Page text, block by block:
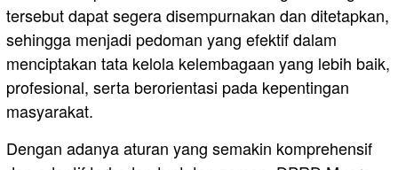
tersebut dapat segera disempurnakan dan ditetapkan,
sehingga menjadi pedoman yang efektif dalam
menciptakan tata kelola kelembagaan yang lebih baik,
profesional, serta berorientasi pada kepentingan
masyarakat.
Dengan adanya aturan yang semakin komprehensif